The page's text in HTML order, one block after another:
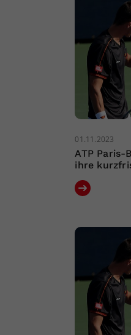
01.11.2023
ATP Paris-
ihre